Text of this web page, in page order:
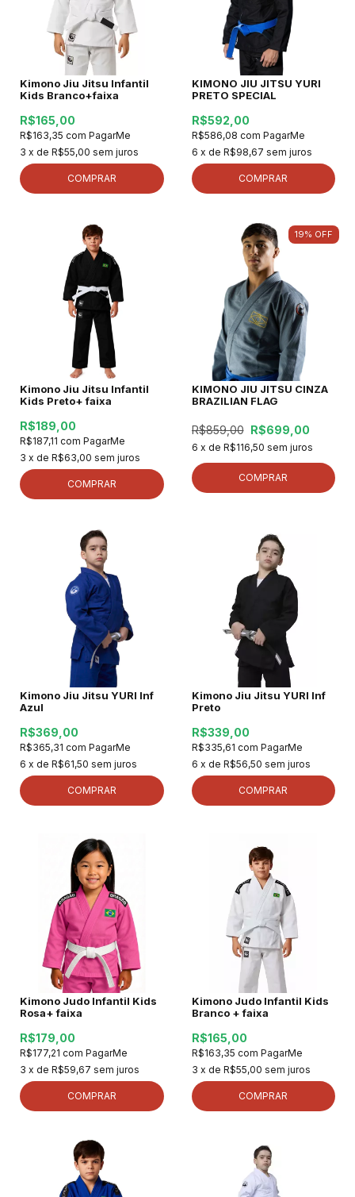
Kimono Jiu Jitsu Infantil
Kids Branco+faixa
R$165,00
R$163,35 com PagarMe
3 x de R$55,00 sem juros
COMPRAR
KIMONO JIU JITSU YURI
PRETO SPECIAL
R$592,00
R$586,08 com PagarMe
6 x de R$98,67 sem juros
COMPRAR
Kimono Jiu Jitsu Infantil
Kids Preto+ faixa
R$189,00
R$187,11 com PagarMe
3 x de R$63,00 sem juros
COMPRAR
19% OFF
KIMONO JIU JITSU CINZA
BRAZILIAN FLAG
R$859,00 R$699,00
6 x de R$116,50 sem juros
COMPRAR
Kimono Jiu Jitsu YURI Inf
Azul
R$369,00
R$365,31 com PagarMe
6 x de R$61,50 sem juros
COMPRAR
Kimono Jiu Jitsu YURI Inf
Preto
R$339,00
R$335,61 com PagarMe
6 x de R$56,50 sem juros
COMPRAR
Kimono Judo Infantil Kids
Rosa+ faixa
R$179,00
R$177,21 com PagarMe
3 x de R$59,67 sem juros
COMPRAR
Kimono Judo Infantil Kids
Branco + faixa
R$165,00
R$163,35 com PagarMe
3 x de R$55,00 sem juros
COMPRAR